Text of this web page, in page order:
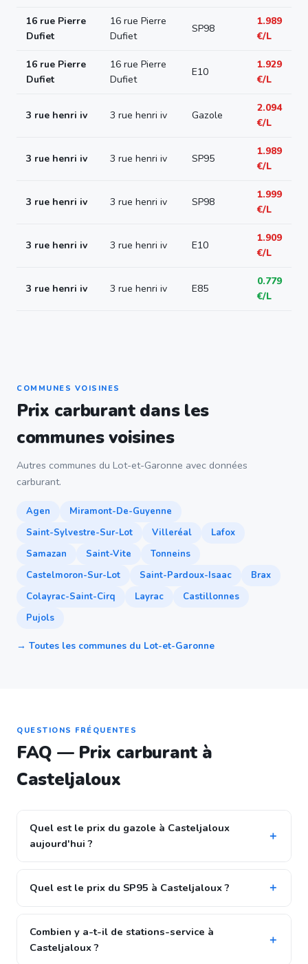
16 rue Pierre
Dufiet
16 rue Pierre
Dufiet
SP98
1.989
€/L
16 rue Pierre
Dufiet
16 rue Pierre
Dufiet
E10
1.929
€/L
3 rue henri iv 3 rue henri iv Gazole
2.094
€/L
3 rue henri iv 3 rue henri iv SP95
1.989
€/L
3 rue henri iv 3 rue henri iv SP98
1.999
€/L
3 rue henri iv 3 rue henri iv E10
1.909
€/L
3 rue henri iv 3 rue henri iv E85
0.779
€/L
COMMUNES VOISINES
Prix carburant dans les
communes voisines
Autres communes du Lot-et-Garonne avec données
carburant.
Agen
Miramont-De-Guyenne
Saint-Sylvestre-Sur-Lot
Villeréal
Lafox
Samazan
Saint-Vite
Tonneins
Castelmoron-Sur-Lot
Saint-Pardoux-Isaac
Brax
Colayrac-Saint-Cirq
Layrac
Castillonnes
Pujols
→ Toutes les communes du Lot-et-Garonne
QUESTIONS FRÉQUENTES
FAQ — Prix carburant à
Casteljaloux
Quel est le prix du gazole à Casteljaloux
aujourd'hui ?
Quel est le prix du SP95 à Casteljaloux ?
Combien y a-t-il de stations-service à
Casteljaloux ?